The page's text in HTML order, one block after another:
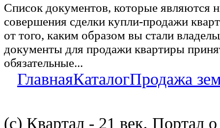
Список документов, которые являются
совершения сделки купли-продажи
от того, каким образом вы стали
документы для продажи квартиры
обязательные...
ГлавнаяКаталогПродажа
(с) Квартал - 21 век, Портал